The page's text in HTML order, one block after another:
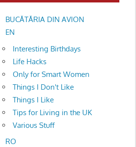
BUCĂTĂRIA DIN AVION
EN
Interesting Birthdays
Life Hacks
Only for Smart Women
Things I Don't Like
Things I Like
Tips for Living in the UK
Various Stuff
RO